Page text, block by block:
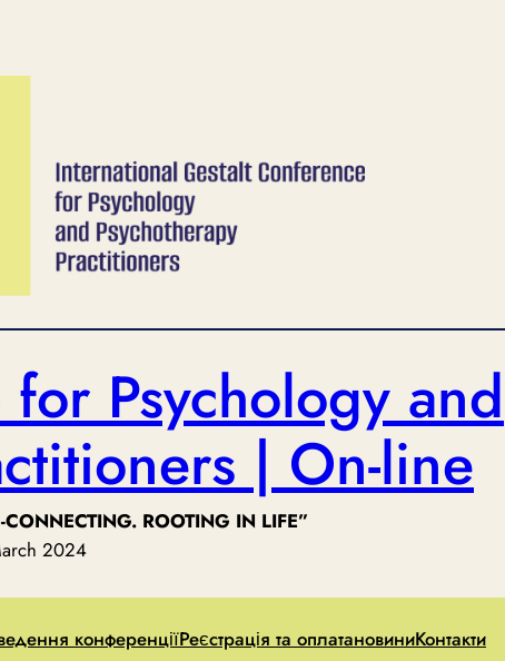
Psychology and
| On-line
ROOTING IN LIFE”
2024
конференціїРеєстрація та оплатановиниКонтакти